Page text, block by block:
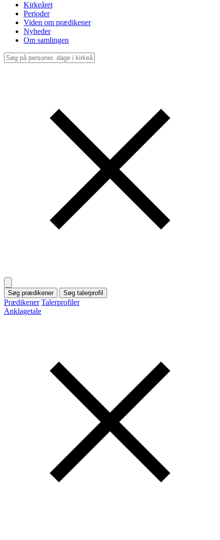
Kirkeåret
Perioder
Viden om prædikener
Nyheder
Om samlingen
Søg prædikener Søg talerprofil
Prædikener Talerprofiler
Anklagetale